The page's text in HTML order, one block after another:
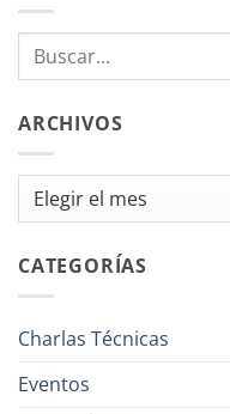
ARCHIVOS
Archivos
CATEGORÍAS
Charlas Técnicas
Eventos